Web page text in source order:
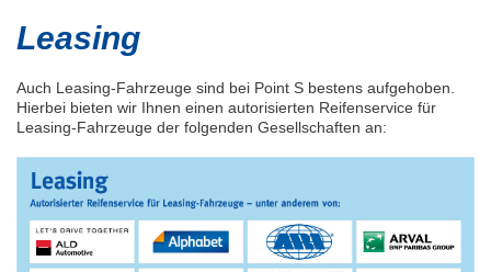
Leasing
Auch Leasing-Fahrzeuge sind bei Point S bestens aufgehoben.
Hierbei bieten wir Ihnen einen autorisierten Reifenservice für
Leasing-Fahrzeuge der folgenden Gesellschaften an: